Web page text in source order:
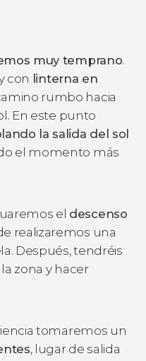
muy temprano.
con linterna en
rumbo hacia
En este punto
la salida del sol
el momento más
el descenso
realizaremos una
Después, tendréis
zona y hacer
tomaremos un
, lugar de salida